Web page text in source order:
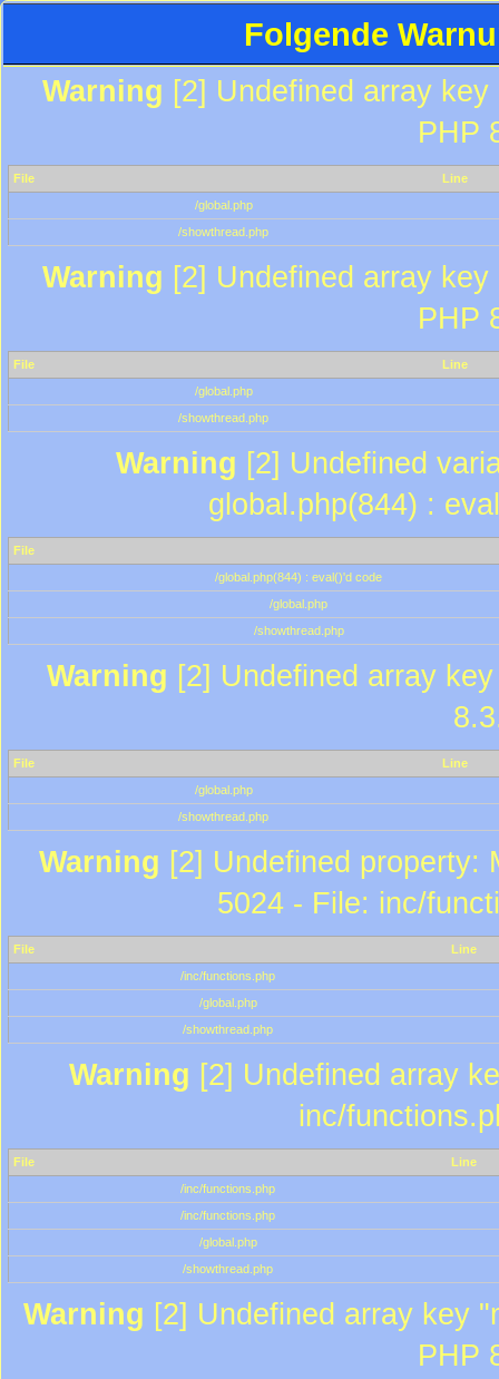
Folgende
Warning [2] Undefined array
PHP
File
Line
/global.php
/showthread.php
Warning [2] Undefined array
PHP
File
Line
/global.php
/showthread.php
Warning [2] Undefined
global.php(844) :
File
/global.php(844) : eval()'d code
/global.php
/showthread.php
Warning [2] Undefined array
File
Line
/global.php
/showthread.php
Warning [2] Undefined property:
5024 - File: inc/
File
Line
/inc/functions.php
/global.php
/showthread.php
Warning [2] Undefined array
inc/
File
Line
/inc/functions.php
/inc/functions.php
/global.php
/showthread.php
Warning [2] Undefined array key
PHP